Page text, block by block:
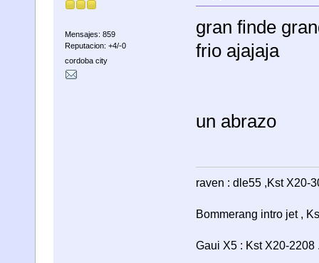
Mensajes: 859
Reputacion: +4/-0
cordoba city
gran finde
frio ajajaja
un abrazo
raven : dle55 ,Kst X20-
Bommerang intro jet ,
Gaui X5 : Kst X20-